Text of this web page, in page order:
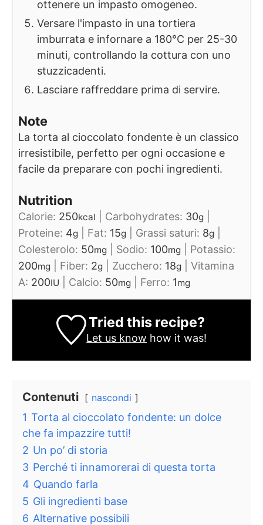
ottenere un impasto omogeneo.
Versare l'impasto in una tortiera
imburrata e infornare a 180°C per 25-30
minuti, controllando la cottura con uno
stuzzicadenti.
Lasciare raffreddare prima di servire.
Note
La torta al cioccolato fondente è un classico
irresistibile, perfetto per ogni occasione e
facile da preparare con pochi ingredienti.
Nutrition
Calorie: 250kcal Carbohydrates: 30g
Proteine: 4g Fat: 15g Grassi saturi: 8g
Colesterolo: 50mg Sodio: 100mg
Potassio:
200mg Fiber: 2g Zucchero: 18g
Vitamina
A: 200IU Calcio: 50mg Ferro: 1mg
Tried this recipe?
Let us know how it was!
Contenuti nascondi
1 Torta al cioccolato fondente: un dolce
che fa impazzire tutti!
2 Un po’ di storia
3 Perché ti innamorerai di questa torta
4 Quando farla
5 Gli ingredienti base
6 Alternative possibili